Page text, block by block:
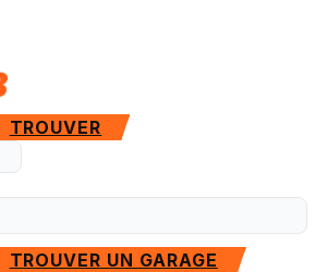
TROUVER
TROUVER UN GARAGE